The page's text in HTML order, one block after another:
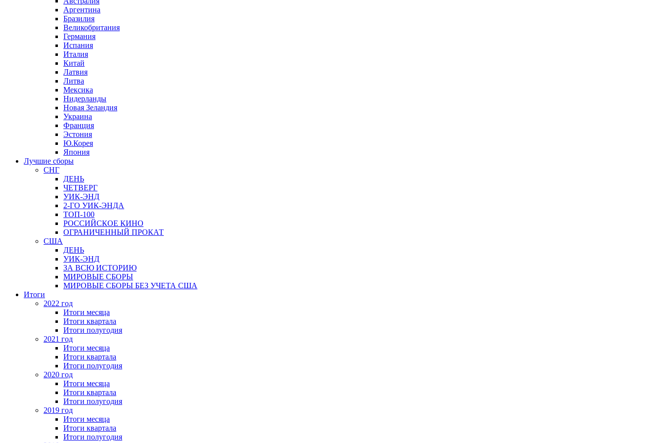
Аргентина
Бразилия
Великобритания
Германия
Испания
Италия
Китай
Латвия
Литва
Мексика
Нидерланды
Новая Зеландия
Украина
Франция
Эстония
Ю.Корея
Япония
Лучшие сборы
СНГ
ДЕНЬ
ЧЕТВЕРГ
УИК-ЭНД
2-ГО УИК-ЭНДА
ТОП-100
РОССИЙСКОЕ КИНО
ОГРАНИЧЕННЫЙ ПРОКАТ
США
ДЕНЬ
УИК-ЭНД
ЗА ВСЮ ИСТОРИЮ
МИРОВЫЕ СБОРЫ
МИРОВЫЕ СБОРЫ БЕЗ УЧЕТА США
Итоги
2022 год
Итоги месяца
Итоги квартала
Итоги полугодия
2021 год
Итоги месяца
Итоги квартала
Итоги полугодия
2020 год
Итоги месяца
Итоги квартала
Итоги полугодия
2019 год
Итоги месяца
Итоги квартала
Итоги полугодия